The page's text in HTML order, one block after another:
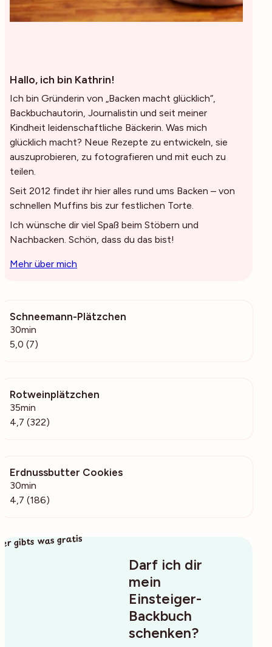
Hallo, ich bin Kathrin!
Ich bin Gründerin von „Backen macht glücklich“,
Backbuchautorin, Journalistin und seit meiner
Kindheit leidenschaftliche Bäckerin. Was mich
glücklich macht? Neue Rezepte zu entwickeln, sie
auszuprobieren, zu fotografieren und mit euch zu
teilen.
Seit 2012 findet ihr hier alles rund ums Backen – von
schnellen Muffins bis zur festlichen Torte.
Ich wünsche dir viel Spaß beim Stöbern und
Nachbacken. Schön, dass du das bist!
Mehr über mich
Schneemann-Plätzchen
30min
5,0 (7)
Rotweinplätzchen
35min
4,7 (322)
Erdnussbutter Cookies
30min
4,7 (186)
Darf ich dir
mein
Einsteiger-
Backbuch
schenken?
gibts was gratis